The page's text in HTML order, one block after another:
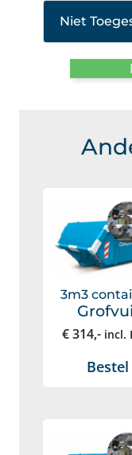
Niet
3m3
€314,- incl.
Bestel